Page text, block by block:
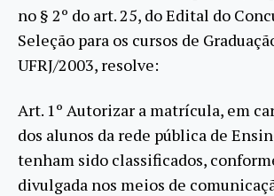
no § 2º do art. 25, do Edital do
Seleção para os cursos de
UFRJ/2003, resolve:
Art. 1º Autorizar a matrícula, em
dos alunos da rede pública de
tenham sido classificados,
divulgada nos meios de